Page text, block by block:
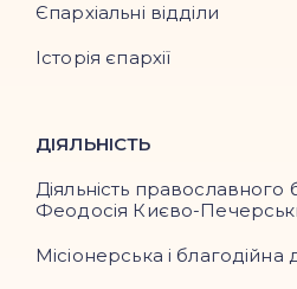
Єпархіальні відділи
Історія єпархії
ДІЯЛЬНІСТЬ
Діяльність православного
Феодосія Києво-
Місіонерська і благодійна